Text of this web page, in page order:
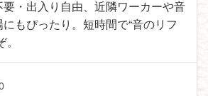
・出入り自由、近隣ワーカーや音
もぴったり。短時間で“音のリフ